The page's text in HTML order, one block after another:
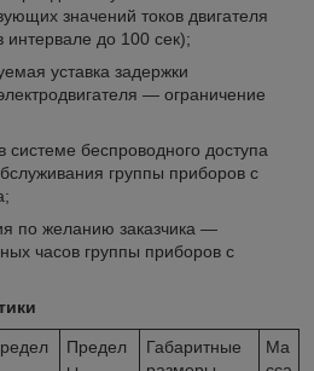
значений токов двигателя
интервале до 100 сек);
уставка задержки
— ограничение
системе беспроводного доступа
группы приборов с
по желанию заказчика —
часов группы приборов с
Предел
Габаритные
Ма